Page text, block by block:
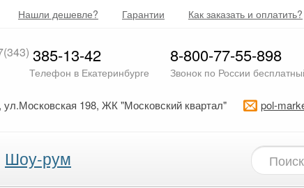
Нашли дешевле? Гарантии Как заказать и оплатить?
385-13-42
Телефон в Екатеринбурге
8-800-77-55-898
Звонок по России
ул.Московская 198, ЖК "Московский квартал" pol-
Шоу-рум